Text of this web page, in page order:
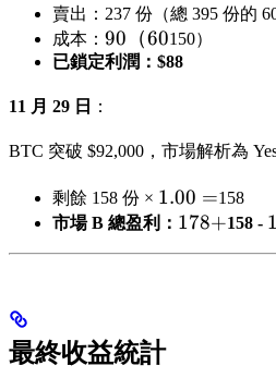
賣出：237 份（總 395 份的
成本： 90（60%
of
90 （60150）
已鎖定利潤：$88
11 月 29 日 ：
BTC 突破 $92,000，市場解析為 Yes
剩餘 158 份 × 1.00
=
1.00 =158
市場 B 總盈利： 178
+
178+158 -
最終收益統計